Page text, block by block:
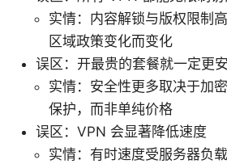
实情：内容解锁与版权限制
区域政策变化而变化
误区：开最贵的套餐就一定更
实情：安全性更多取决于加
保护，而非单纯价格
误区：VPN 会显著降低速度
实情：有时速度受服务器负